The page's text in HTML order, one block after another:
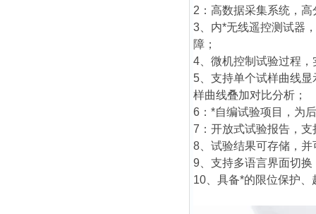
2：高数据采集系统，
3、内*无线遥控测试器
障；
4、微机控制试验过程
5、支持单个试样曲线
样曲线叠加对比分析；
6：*自编试验项目，为
7：开放式试验报告，
8、试验结果可存储，
9、支持多语言界面切
10、具备*的限位保护